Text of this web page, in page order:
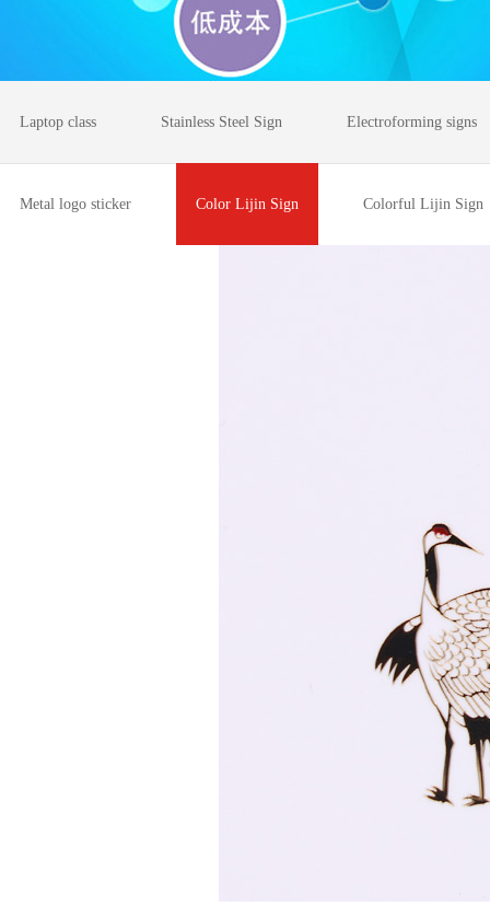
Laptop class Stainless Steel Sign Electroforming signs
Metal logo sticker Color Lijin Sign Colorful Lijin Sign